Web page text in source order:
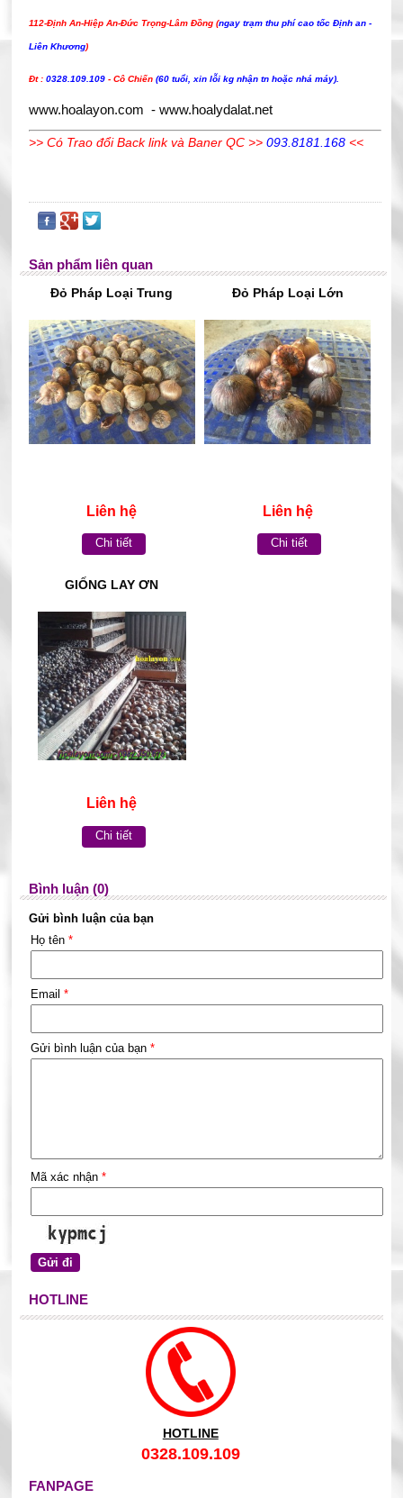
112-Định An-Hiệp An-Đức Trọng-Lâm Đồng (ngay trạm thu phí cao tốc Định an -
Liên Khương)
Đt : 0328.109.109- Cô Chiến (60 tuổi, xin lỗi kg nhận tn hoặc nhá máy).
www.hoalayon.com - www.hoalydalat.net
>> Có Trao đổi Back linkvà Baner QC >> 093.8181.168 <<
Sản phẩm liên quan
Đỏ Pháp Loại Trung
Liên hệ
Chi tiết
Đỏ Pháp Loại Lớn
Liên hệ
Chi tiết
GIỐNG LAY ƠN
Liên hệ
Chi tiết
Bình luận (0)
Gửi bình luận của bạn
Họ tên *
Email *
Gửi bình luận của bạn *
Mã xác nhận *
HOTLINE
HOTLINE
0328.109.109
FANPAGE